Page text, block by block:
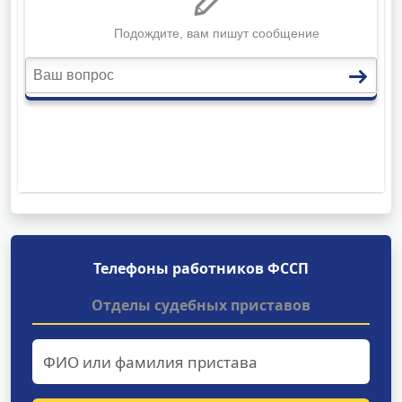
Телефоны работников ФССП
Отделы судебных приставов